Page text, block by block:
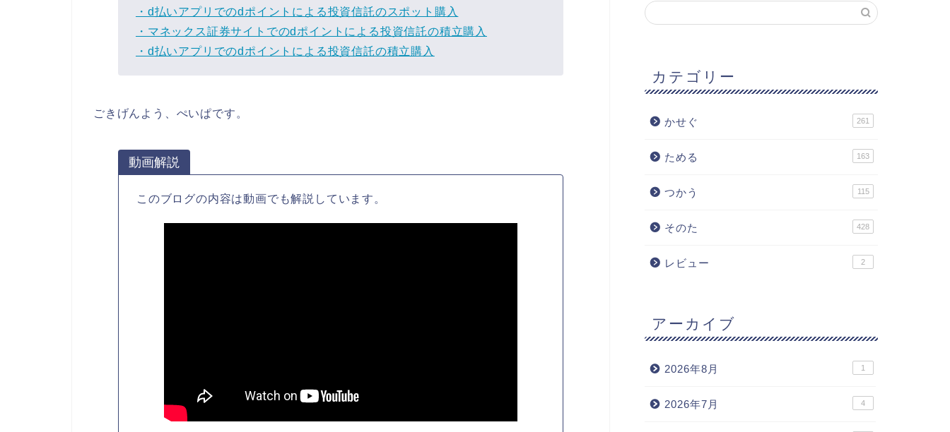
・d払いアプリでのdポイントによる投資信託のスポット購入
・マネックス証券サイトでのdポイントによる投資信託の積立購入
・d払いアプリでのdポイントによる投資信託の積立購入
ごきげんよう、ぺいぱです。
動画解説
このブログの内容は動画でも解説しています。
カテゴリー
かせぐ 261
ためる 163
つかう 115
そのた 428
レビュー 2
アーカイブ
2026年8月 1
2026年7月 4